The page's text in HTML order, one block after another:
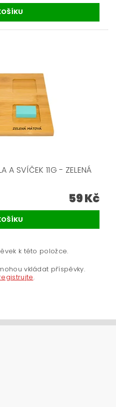
A SVÍČEK 11G - ZELENÁ
59 Kč
k této položce.
vkládat příspěvky.
.